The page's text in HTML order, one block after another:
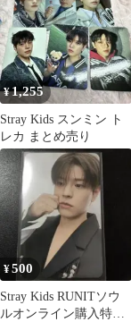
¥1,255
Stray Kids スンミン ト
レカ まとめ売り
¥500
Stray Kids RUNITソウ
ルオンライン購入特典